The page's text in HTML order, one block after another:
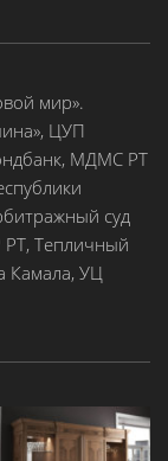
мир».
ЦУП
МДМС РТ
суд
Тепличный
Камала, УЦ